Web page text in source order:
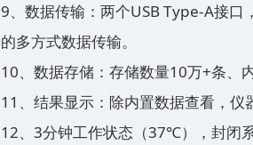
9、数据传输：两个USB Type-A接
的多方式数据传输。
10、数据存储：存储数量10万+条、
11、结果显示：除内置数据查看，仪
12、3分钟工作状态（37℃），封闭